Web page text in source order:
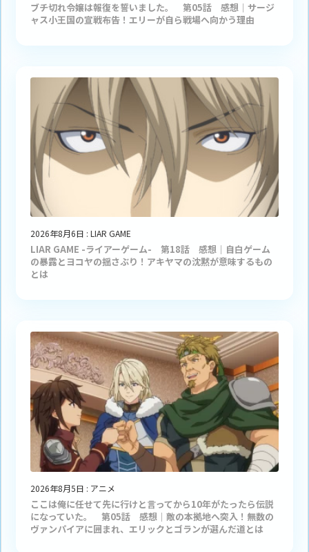
ブチ切れ令嬢は報復を誓いました。 第05話 感想｜サージ
ャス小王国の宣戦布告！エリーが自ら戦場へ向かう理由
2026年8月6日 : LIAR GAME
LIAR GAME -ライアーゲーム- 第18話 感想｜自白ゲーム
の暴露とヨコヤの揺さぶり！アキヤマの沈黙が意味するもの
とは
2026年8月5日 : アニメ
ここは俺に任せて先に行けと言ってから10年がたったら伝説
になっていた。 第05話 感想｜敵の本拠地へ突入！無数の
ヴァンパイアに囲まれ、エリックとゴランが選んだ道とは